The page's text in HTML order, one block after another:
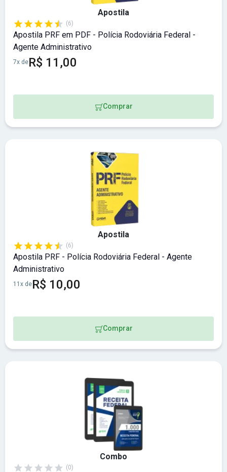
Apostila
(6)
Apostila PRF em PDF - Polícia Rodoviária Federal -
Agente Administrativo
7x deR$ 11,00
Comprar
Apostila
(6)
Apostila PRF - Polícia Rodoviária Federal - Agente
Administrativo
11x deR$ 10,00
Comprar
Combo
(0)